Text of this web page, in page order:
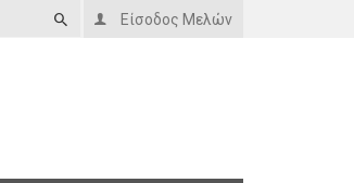
Είσοδος Μελών